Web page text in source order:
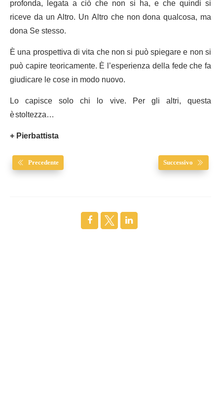
profonda, legata a ciò che non si ha, e che quindi si
riceve da un Altro. Un Altro che non dona qualcosa, ma
dona Se stesso.
È una prospettiva di vita che non si può spiegare e non si
può capire teoricamente. È l’esperienza della fede che fa
giudicare le cose in modo nuovo.
Lo capisce solo chi lo vive. Per gli altri, questa
è stoltezza…
+ Pierbattista
Precedente Successivo